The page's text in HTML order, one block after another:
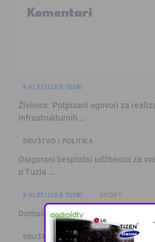
Komentari
KALESIJSKE TEME
Živinice: Potpisani ugovori za
infrastrukturnih …
DRUŠTVO I POLITIKA
Osigurani besplatni udžbenici za
u Tuzla …
KALESIJSKE TEME SPORT
Domaćinu pripao tradicionalni
DRUŠTVO I POLITIKA